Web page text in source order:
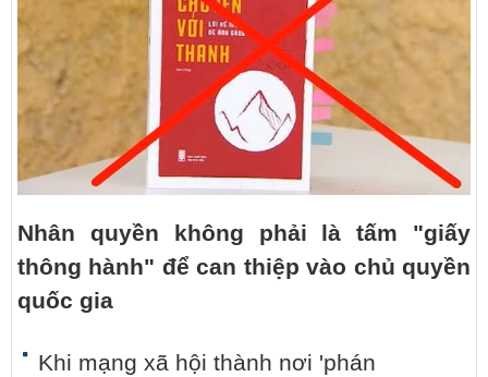
Nhân quyền không phải là tấm "giấy
thông hành" để can thiệp vào chủ quyền
quốc gia
Khi mạng xã hội thành nơi 'phán